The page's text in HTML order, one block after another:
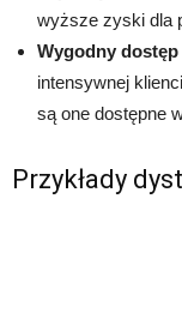
wyższe zyski dla
Wygodny
intensywnej
są one dostępne
Przykłady